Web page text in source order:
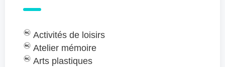
Activités de loisirs
Atelier mémoire
Arts plastiques